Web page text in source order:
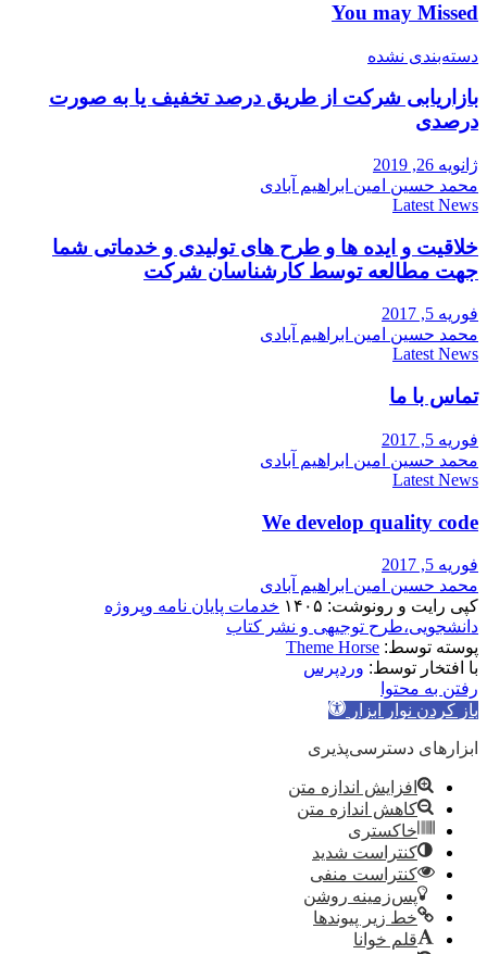
You may Missed
دسته‌بندی نشده
بازاریابی شرکت از طریق درصد تخفیف یا به صورت
درصدی
ژانویه 26, 2019
محمد حسین امین ابراهیم آبادی
Latest News
خلاقیت و ایده ها و طرح های تولیدی و خدماتی شما
جهت مطالعه توسط کارشناسان شرکت
فوریه 5, 2017
محمد حسین امین ابراهیم آبادی
Latest News
تماس با ما
فوریه 5, 2017
محمد حسین امین ابراهیم آبادی
Latest News
We develop quality code
فوریه 5, 2017
محمد حسین امین ابراهیم آبادی
کپی رایت و رونوشت: ۱۴۰۵
خدمات پایان نامه وپروژه
دانشجویی،طرح توجیهی و نشر کتاب
پوسته توسط: Theme Horse
با افتخار توسط: وردپرس
رفتن به محتوا
باز کردن نوار ابزار
ابزارهای دسترسی‌پذیری
افزایش اندازه متن
کاهش اندازه متن
خاکستری
کنتراست شدید
کنتراست منفی
پس‌زمینه روشن
خط زیر پیوندها
قلم خوانا